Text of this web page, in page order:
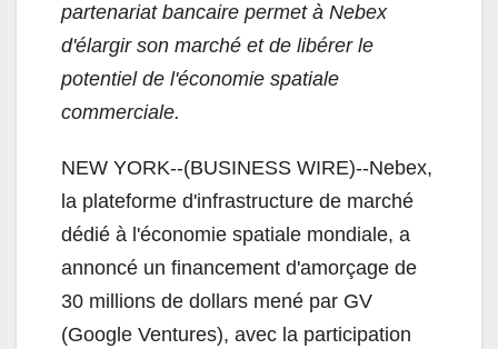
partenariat bancaire permet à Nebex
d'élargir son marché et de libérer le
potentiel de l'économie spatiale
commerciale.
NEW YORK--(BUSINESS WIRE)--Nebex,
la plateforme d'infrastructure de marché
dédié à l'économie spatiale mondiale, a
annoncé un financement d'amorçage de
30 millions de dollars mené par GV
(Google Ventures), avec la participation